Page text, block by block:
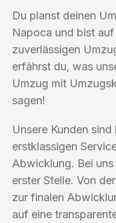
Du planst deinen
Napoca und bist
zuverlässigen
erfährst du, was
Umzug mit
sagen!
Unsere Kunden
erstklassigen
Abwicklung. Bei
erster Stelle. Von
zur finalen
auf eine